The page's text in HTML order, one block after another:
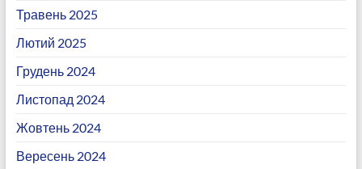
Травень 2025
Лютий 2025
Грудень 2024
Листопад 2024
Жовтень 2024
Вересень 2024